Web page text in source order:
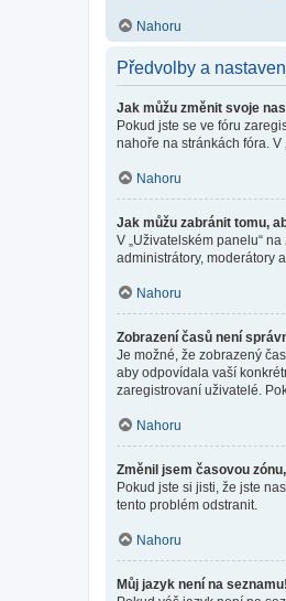
Nahoru
Předvolby a
Jak můžu změnit svoje
Pokud jste se ve fóru
nahoře na stránkách fóra. V
Nahoru
Jak můžu zabránit tomu,
V „Uživatelském panelu“
administrátory, moderátory
Nahoru
Zobrazení časů není
Je možné, že zobrazený
aby odpovídala vaší
zaregistrovaní uživatelé.
Nahoru
Změnil jsem časovou
Pokud jste si jisti, že jste
tento problém odstranit.
Nahoru
Můj jazyk není na seznamu!